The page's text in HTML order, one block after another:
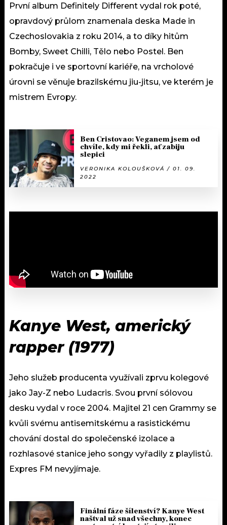
První album Definitely Different vydal rok poté,
opravdový průlom znamenala deska Made in
Czechoslovakia z roku 2014, a to díky hitům
Bomby, Sweet Chilli, Tělo nebo Postel. Ben
pokračuje i ve sportovní kariéře, na vrcholové
úrovni se věnuje brazilskému jiu-jitsu, ve kterém je
mistrem Evropy.
Ben Cristovao: Veganem jsem od
chvíle, kdy mi řekli, ať zabiju
slepici
VERONIKA KOLOUŠKOVÁ / 01. 09.
2022
Kanye West, americký
rapper (1977)
Jeho služeb producenta využívali zprvu kolegové
jako Jay-Z nebo Ludacris. Svou první sólovou
desku vydal v roce 2004. Majitel 21 cen Grammy se
kvůli svému antisemitskému a rasistickému
chování dostal do společenské izolace a
rozhlasové stanice jeho songy vyřadily z playlistů.
Expres FM nevyjímaje.
Finální fáze šílenství? Kanye West
naštval už snad všechny, konec